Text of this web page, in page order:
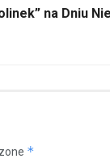
na Dniu
*